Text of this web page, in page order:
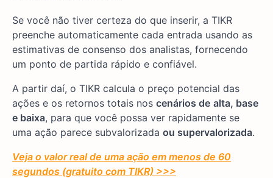
Se você não tiver certeza do que inserir, a TIKR
preenche automaticamente cada entrada usando as
estimativas de consenso dos analistas, fornecendo
um ponto de partida rápido e confiável.
A partir daí, o TIKR calcula o preço potencial das
ações e os retornos totais nos cenários de alta, base
e baixa, para que você possa ver rapidamente se
uma ação parece subvalorizada ou supervalorizada.
Veja o valor real de uma ação em menos de 60
segundos (gratuito com TIKR) >>>